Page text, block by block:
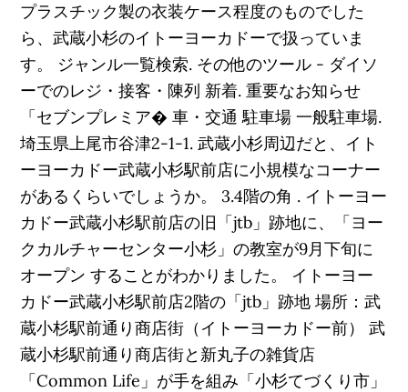
プラスチック製の衣装ケース程度のものでした
ら、武蔵小杉のイトーヨーカドーで扱っていま
す。 ジャンル一覧検索. その他のツール - ダイソ
ーでのレジ・接客・陳列 新着. 重要なお知らせ
「セブンプレミア� 車・交通 駐車場 一般駐車場.
埼玉県上尾市谷津2-1-1. 武蔵小杉周辺だと、イト
ーヨーカドー武蔵小杉駅前店に小規模なコーナー
があるくらいでしょうか。 3.4階の角 . イトーヨー
カドー武蔵小杉駅前店の旧「jtb」跡地に、「ヨー
クカルチャーセンター小杉」の教室が9月下旬に
オープン することがわかりました。 イトーヨー
カドー武蔵小杉駅前店2階の「jtb」跡地 場所：武
蔵小杉駅前通り商店街（イトーヨーカドー前） 武
蔵小杉駅前通り商店街と新丸子の雑貨店
「Common Life」が手を組み「小杉てづくり市」